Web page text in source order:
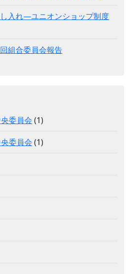
入れ―ユニオンショップ制度
組合委員会報告
委員会 (1)
委員会 (1)